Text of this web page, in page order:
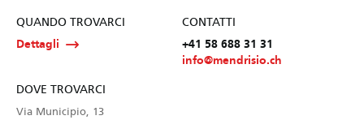
QUANDO TROVARCI
Dettagli
CONTATTI
+41 58 688 31 31
info@mendrisio.ch
DOVE TROVARCI
Via Municipio, 13